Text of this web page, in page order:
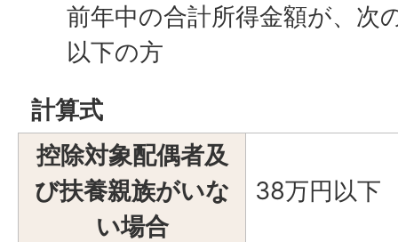
前年中の合計所得金額が、次
以下の方
計算式
控除対象配偶者及
び扶養親族がいな
い場合
38万円以下